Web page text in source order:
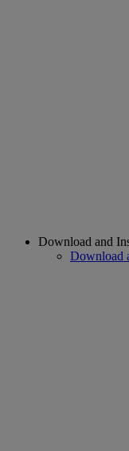
Download and
Download